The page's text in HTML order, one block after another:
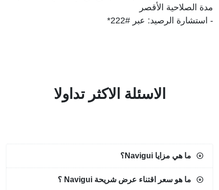
مدة الصلاحية الأقصر
- استشارة الرصيد: عبر #222*
الاسئلة الاكثر تداولا
ما هي مزايا Navigui؟
ما هو سعر اقتناء عرض شريحة Navigui ؟